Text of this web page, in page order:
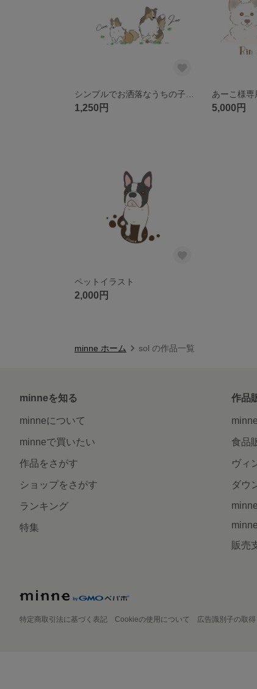
1,250円
あーこ様専
5,000円
ペットイラスト
2,000円
minne ホーム sol の作品一覧
minneを知る
minneについて
minneで買いたい
作品をさがす
ショップをさがす
ランキング
特集
作品
食品
ヴィ
ダウ
販売
特定商取引法に基づく表記 Cookieの使用について 広告識別子の取得